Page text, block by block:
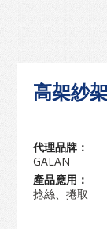
高架紗
代理品牌：
GALAN
產品應用：
捻絲、捲取